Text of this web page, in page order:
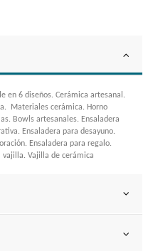
en 6 diseños. Cerámica artesanal.
Materiales cerámica. Horno
Bowls artesanales. Ensaladera
Ensaladera para desayuno.
Ensaladera para regalo.
vajilla. Vajilla de cerámica